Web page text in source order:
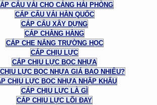
CẨU VẢI CHO CẢNG HẢI PHÒNG
CÁP CẨU VẢI HÀN QUỐC
CÁP CẨU XÂY DỰNG
CÁP CHẰNG HÀNG
CÁP CHE NẮNG TRƯỜNG HỌC
CÁP CHỊU LỰC
CÁP CHỊU LỰC BỌC NHỰA
LỰC BỌC NHỰA GIÁ BAO NHIÊU?
CHỊU LỰC BỌC NHỰA NHẬP KHẨU
CÁP CHỊU LỰC LÀ GÌ
CÁP CHỊU LỰC LÕI ĐAY